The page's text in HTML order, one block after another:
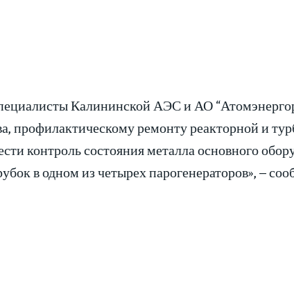
Калининской АЭС и АО
профилактическому ремонту реакторной и
контроль состояния металла основного
в одном из четырех парогенераторов», –